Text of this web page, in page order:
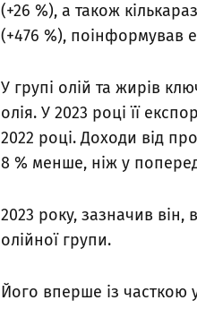
(+26 %), а також
(+476 %), поінформував
У групі олій та жирів
олія. У 2023 році її
2022 році. Доходи від
8 % менше, ніж у
2023 року, зазначив він,
олійної групи.
Його вперше із часткою